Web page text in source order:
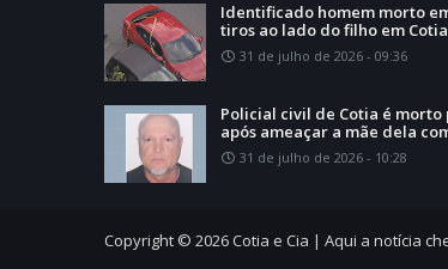
Identificado homem morto
tiros ao lado do filho em Cotia
31 de julho de 2026 - 09:36
Policial civil de Cotia é morto
após ameaçar a mãe dela
31 de julho de 2026 - 10:28
Copyright © 2026Cotia e Cia | Aqui a notícia